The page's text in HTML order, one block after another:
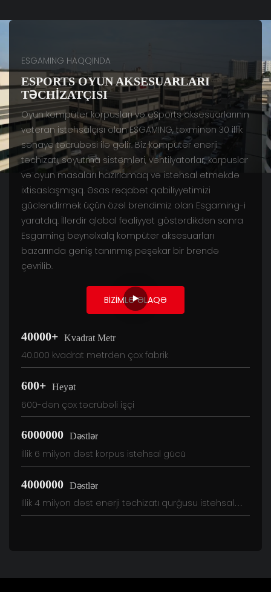
ESGAMING HAQQINDA
ESPORTS OYUN AKSESUARLARI
TƏCHIZATÇISI
Oyun kompüter korpusları və eSports aksesuarlarının
veteran istehsalçısı olan ESGAMING, təxminən 30 illik
sənaye təcrübəsi ilə gəlir. Biz kompüter enerji
təchizatı, soyutma sistemləri, ventilyatorlar, korpuslar
və oyun masaları hazırlamaq və istehsal etməkdə
ixtisaslaşmışıq. Əsas rəqabət qabiliyyətimizi
gücləndirmək üçün özəl brendimiz olan Esgaming-i
yaratdıq. İllərdir qlobal fəaliyyət göstərdikdən sonra
Esgaming beynəlxalq kompüter aksesuarları
bazarında geniş tanınmış peşəkar bir brendə
çevrilib.
BIZIMLƏ ƏLAQƏ
40000+ Kvadrat Metr
40.000 kvadrat metrdən çox fabrik
600+ Heyət
600-dən çox təcrübəli işçi
6000000 Dəstlər
İllik 6 milyon dəst korpus istehsal gücü
4000000 Dəstlər
İllik 4 milyon dəst enerji təchizatı qurğusu istehsal
gücü